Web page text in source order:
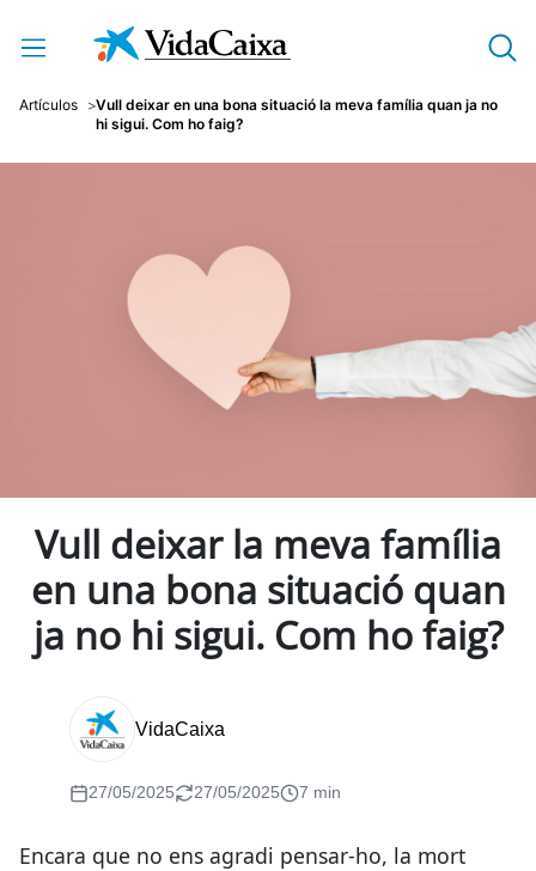
Salta al contingut principal
Artículos
Vull deixar en una bona situació la meva família quan ja no
hi sigui. Com ho faig?
Vull deixar la meva família
en una bona situació quan
ja no hi sigui. Com ho faig?
VidaCaixa
27/05/2025 27/05/2025 7 min
Encara que no ens agradi pensar-ho, la mort